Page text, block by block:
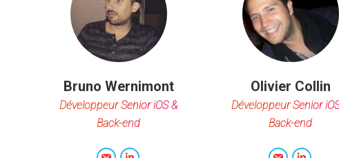
Bruno Wernimont
Développeur Senior iOS &
Back-end
Olivier Collin
Développeur Senior
Back-end